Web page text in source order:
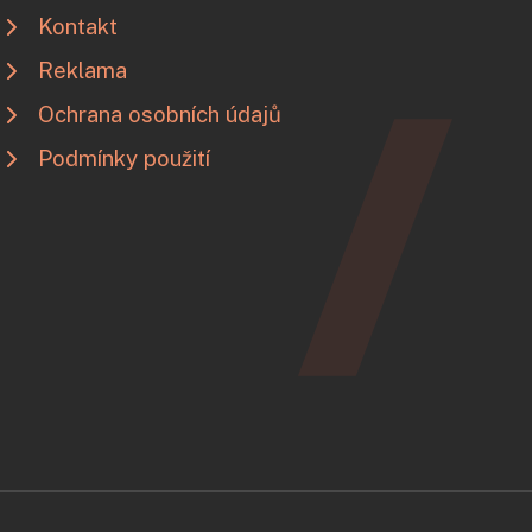
Kontakt
Reklama
Ochrana osobních údajů
Podmínky použití